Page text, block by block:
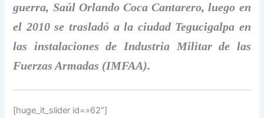
guerra, Saúl Orlando Coca Cantarero, luego en
el 2010 se trasladó a la ciudad Tegucigalpa en
las instalaciones de Industria Militar de las
Fuerzas Armadas (IMFAA).
[huge_it_slider id=»62″]